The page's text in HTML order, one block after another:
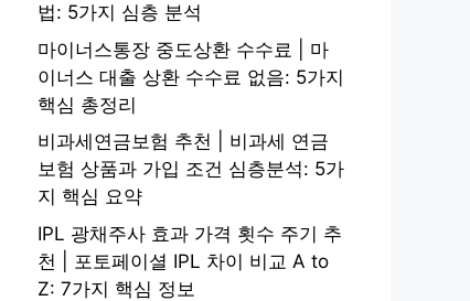
법: 5가지 심층 분석
마이너스통장 중도상환 수수료 | 마
이너스 대출 상환 수수료 없음: 5가지
핵심 총정리
비과세연금보험 추천 | 비과세 연금
보험 상품과 가입 조건 심층분석: 5가
지 핵심 요약
IPL 광채주사 효과 가격 횟수 주기 추
천 | 포토페이셜 IPL 차이 비교 A to
Z: 7가지 핵심 정보